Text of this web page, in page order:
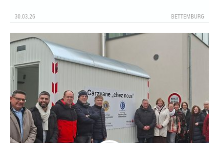
30.03.26 BETTEMBURG